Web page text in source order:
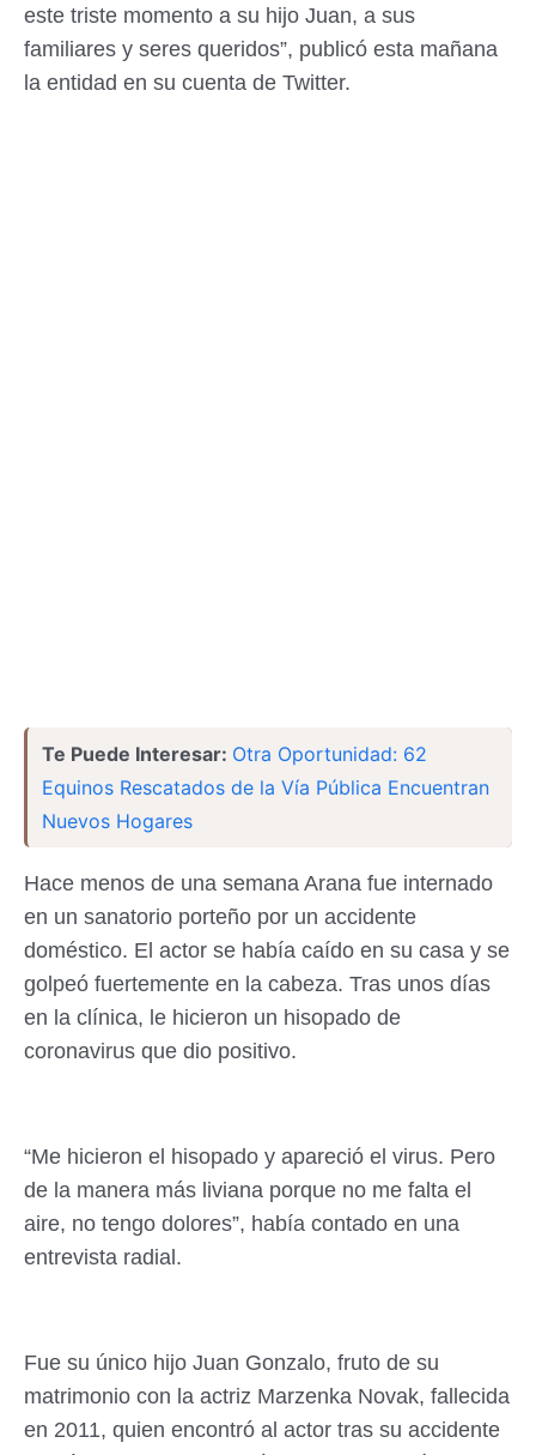
este triste momento a su hijo Juan, a sus
familiares y seres queridos”, publicó esta mañana
la entidad en su cuenta de Twitter.
Te Puede Interesar: Otra Oportunidad: 62
Equinos Rescatados de la Vía Pública Encuentran
Nuevos Hogares
Hace menos de una semana Arana fue internado
en un sanatorio porteño por un accidente
doméstico. El actor se había caído en su casa y se
golpeó fuertemente en la cabeza. Tras unos días
en la clínica, le hicieron un hisopado de
coronavirus que dio positivo.
“Me hicieron el hisopado y apareció el virus. Pero
de la manera más liviana porque no me falta el
aire, no tengo dolores”, había contado en una
entrevista radial.
Fue su único hijo Juan Gonzalo, fruto de su
matrimonio con la actriz Marzenka Novak, fallecida
en 2011, quien encontró al actor tras su accidente